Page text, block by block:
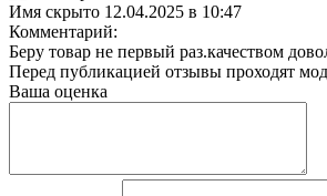
Имя скрыто 12.04.2025 в 10:47
Комментарий:
Беру товар не первый раз.качеством
Перед публикацией отзывы проходят
Ваша оценка